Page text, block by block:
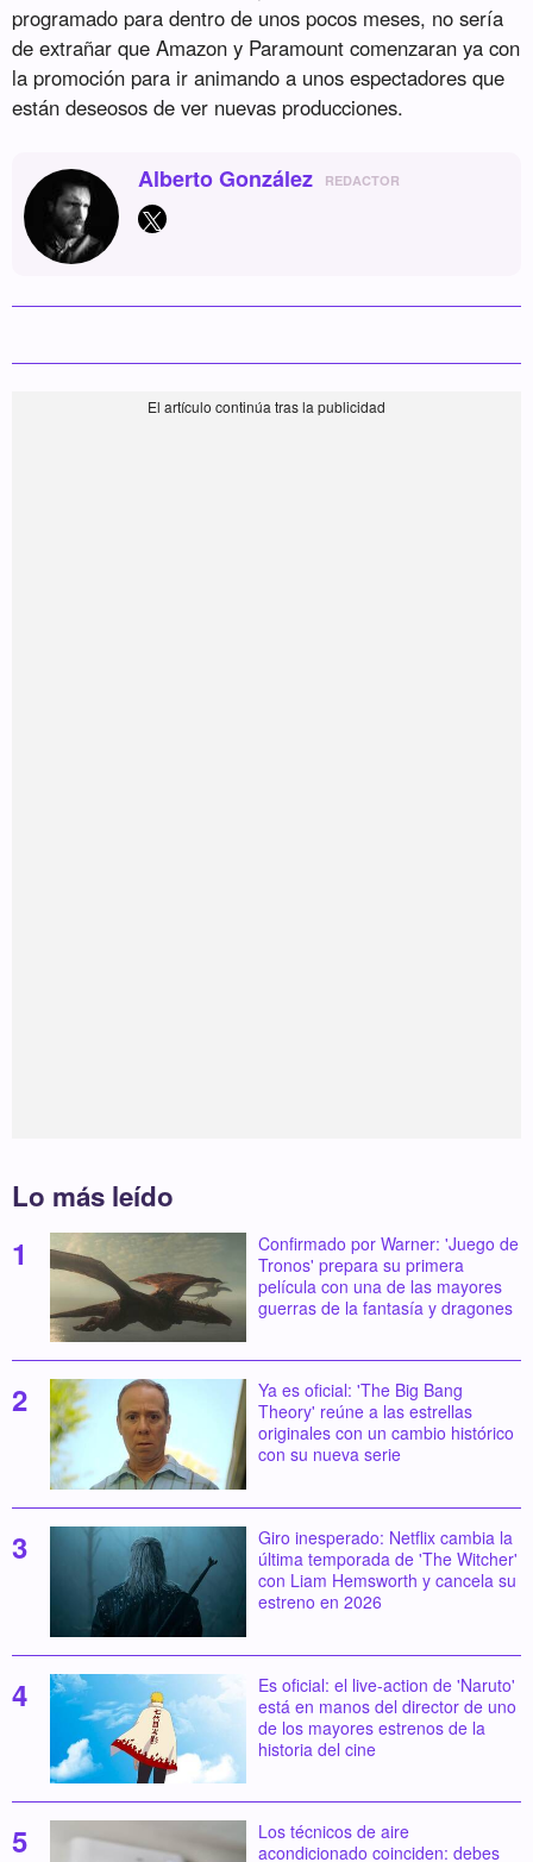
programado para dentro de unos pocos meses, no sería
de extrañar que Amazon y Paramount comenzaran ya con
la promoción para ir animando a unos espectadores que
están deseosos de ver nuevas producciones.
Alberto González REDACTOR
Lo más leído
Confirmado por Warner: 'Juego de
Tronos' prepara su primera
película con una de las mayores
guerras de la fantasía y dragones
Ya es oficial: 'The Big Bang
Theory' reúne a las estrellas
originales con un cambio histórico
con su nueva serie
Giro inesperado: Netflix cambia la
última temporada de 'The Witcher'
con Liam Hemsworth y cancela su
estreno en 2026
Es oficial: el live-action de 'Naruto'
está en manos del director de uno
de los mayores estrenos de la
historia del cine
Los técnicos de aire
acondicionado coinciden: debes